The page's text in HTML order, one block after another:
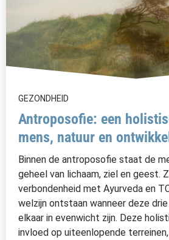
GEZONDHEID
Antroposofie: een
mens, natuur en
Binnen de antroposofie staat de
geheel van lichaam, ziel en geest.
verbondenheid met Ayurveda en
welzijn ontstaan wanneer deze
elkaar in evenwicht zijn. Deze
invloed op uiteenlopende